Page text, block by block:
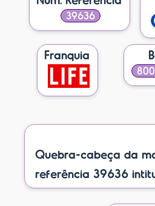
39636
Franquia
Quebra-cabeça da
referência 39636